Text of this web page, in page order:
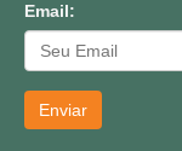
Email:
Enviar